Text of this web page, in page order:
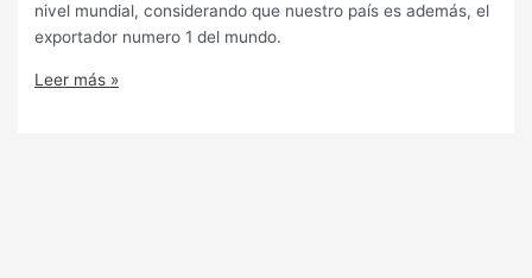
nivel mundial, considerando que nuestro país es además, el
exportador numero 1 del mundo.
Leer más »